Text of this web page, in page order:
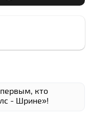
кто
- Шрине»!